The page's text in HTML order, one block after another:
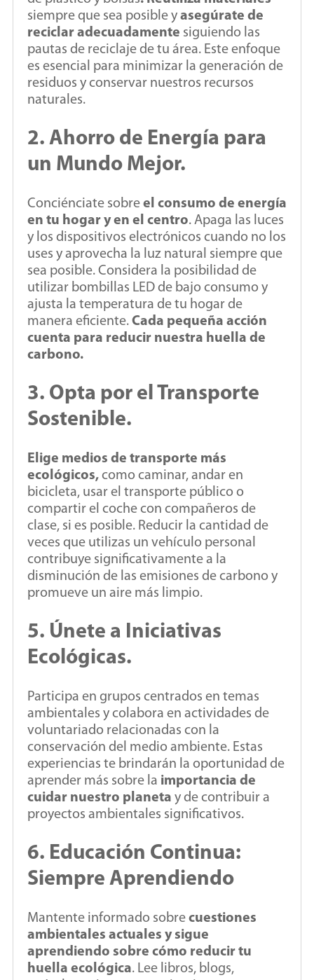
siempre que sea posible y asegúrate de
reciclar adecuadamente siguiendo las
pautas de reciclaje de tu área. Este enfoque
es esencial para minimizar la generación de
residuos y conservar nuestros recursos
naturales.
2. Ahorro de Energía para
un Mundo Mejor.
Conciénciate sobre el consumo de energía
en tu hogar y en el centro. Apaga las luces
y los dispositivos electrónicos cuando no los
uses y aprovecha la luz natural siempre que
sea posible. Considera la posibilidad de
utilizar bombillas LED de bajo consumo y
ajusta la temperatura de tu hogar de
manera eficiente. Cada pequeña acción
cuenta para reducir nuestra huella de
carbono.
3. Opta por el Transporte
Sostenible.
Elige medios de transporte más
ecológicos, como caminar, andar en
bicicleta, usar el transporte público o
compartir el coche con compañeros de
clase, si es posible. Reducir la cantidad de
veces que utilizas un vehículo personal
contribuye significativamente a la
disminución de las emisiones de carbono y
promueve un aire más limpio.
5. Únete a Iniciativas
Ecológicas.
Participa en grupos centrados en temas
ambientales y colabora en actividades de
voluntariado relacionadas con la
conservación del medio ambiente. Estas
experiencias te brindarán la oportunidad de
aprender más sobre la importancia de
cuidar nuestro planeta y de contribuir a
proyectos ambientales significativos.
6. Educación Continua:
Siempre Aprendiendo
Mantente informado sobre cuestiones
ambientales actuales y sigue
aprendiendo sobre cómo reducir tu
huella ecológica. Lee libros, blogs,